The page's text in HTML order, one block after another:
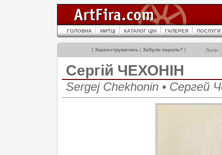
ГОЛОВНА МИТЦІ КАТАЛОГ ЦІН ГАЛЕРЕЯ ПОСЛУГИ
[ Зареєструватись | Забули пароль? ] Логін:
Сергій ЧЕХОНІН
Sergej Chekhonin • Сергей